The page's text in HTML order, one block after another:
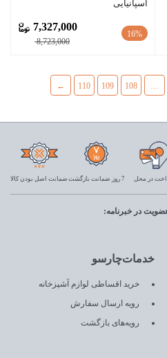
اسپانیایی
16%
8,723,000
7,327,000
…
108
109
110
←
در محل 7 روز ضمانت بازگشت ضمانت اصل بودن کالا
خدمات‌چارسو
خرید اقساطی لوازم آشپزخانه
رویه ارسال سفارش
رویه‌های بازگشت
در خبرنامه: